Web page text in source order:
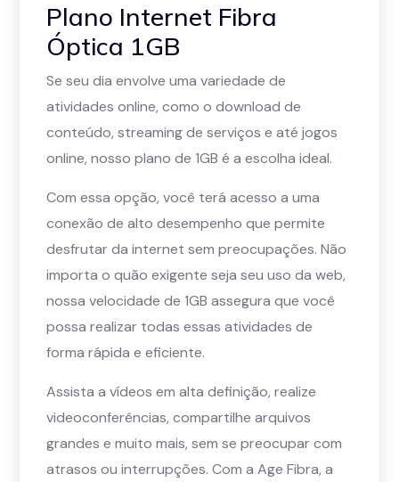
Plano Internet Fibra
Óptica 1GB
Se seu dia envolve uma variedade de
atividades online, como o download de
conteúdo, streaming de serviços e até jogos
online, nosso plano de 1GB é a escolha ideal.
Com essa opção, você terá acesso a uma
conexão de alto desempenho que permite
desfrutar da internet sem preocupações. Não
importa o quão exigente seja seu uso da web,
nossa velocidade de 1GB assegura que você
possa realizar todas essas atividades de
forma rápida e eficiente.
Assista a vídeos em alta definição, realize
videoconferências, compartilhe arquivos
grandes e muito mais, sem se preocupar com
atrasos ou interrupções. Com a Age Fibra, a